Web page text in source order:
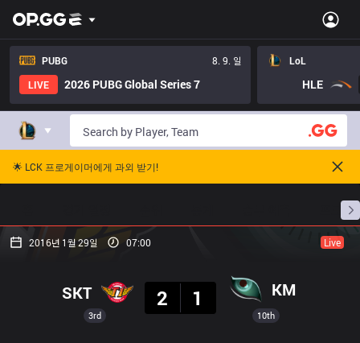
PUBG
8. 9. 일
LIVE
2026 PUBG Global Series 7
LoL
HLE
🌟 LCK 프로게이머에게 과외 받기!
프로빌
2016년 1월 29일 07:00 Live
3rd
SKT
2
1 KM
10th